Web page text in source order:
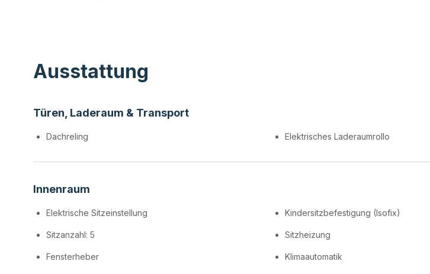
Ausstattung
Türen, Laderaum & Transport
Dachreling Elektrisches Laderaumrollo
Innenraum
Elektrische Sitzeinstellung Kindersitzbefestigung (Isofix)
Sitzanzahl: 5 Sitzheizung
Fensterheber Klimaautomatik